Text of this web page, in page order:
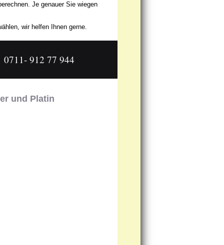
Je genauer Sie wiegen
wir helfen Ihnen gerne.
0711- 912 77 944
und Platin